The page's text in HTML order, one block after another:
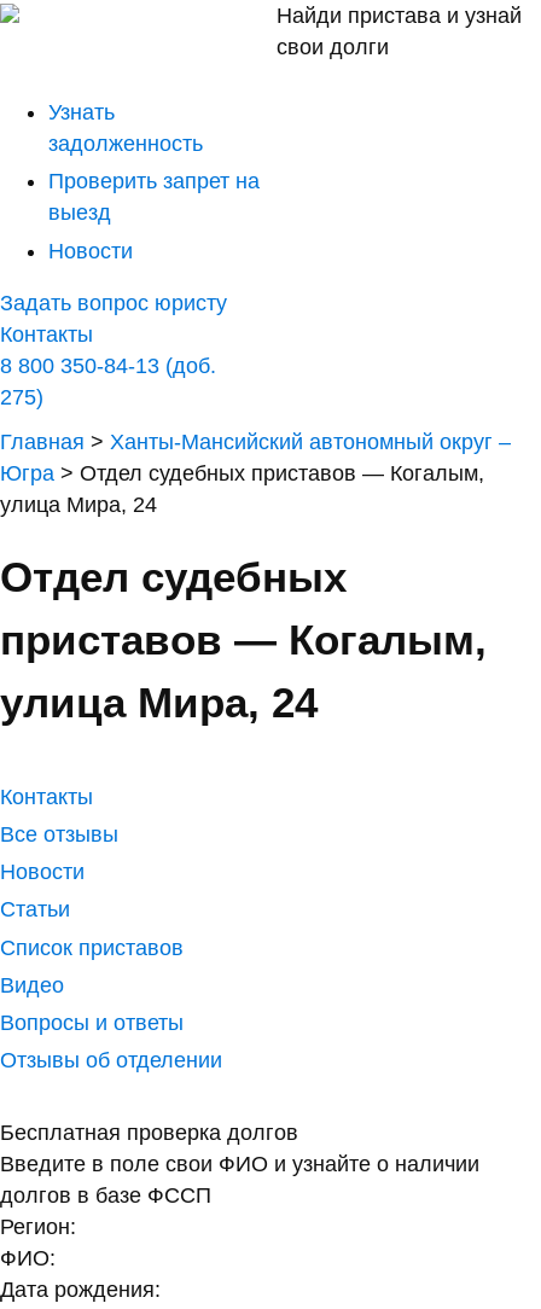
Найди пристава и узнай
свои долги
Узнать
задолженность
Проверить запрет на
выезд
Новости
Задать вопрос юристу
Контакты
8 800 350-84-13 (доб.
275)
Главная > Ханты-Мансийский автономный округ –
Югра > Отдел судебных приставов — Когалым,
улица Мира, 24
Отдел судебных
приставов — Когалым,
улица Мира, 24
Контакты
Все отзывы
Новости
Статьи
Список приставов
Видео
Вопросы и ответы
Отзывы об отделении
Бесплатная проверка долгов
Введите в поле свои ФИО и узнайте о наличии
долгов в базе ФССП
Регион:
ФИО:
Дата рождения: